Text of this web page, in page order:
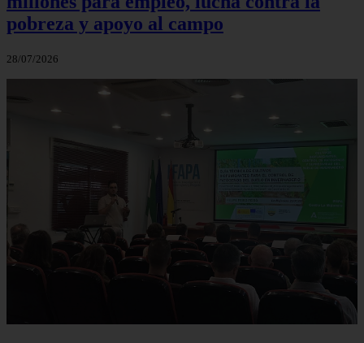
pobreza y apoyo al campo
28/07/2026